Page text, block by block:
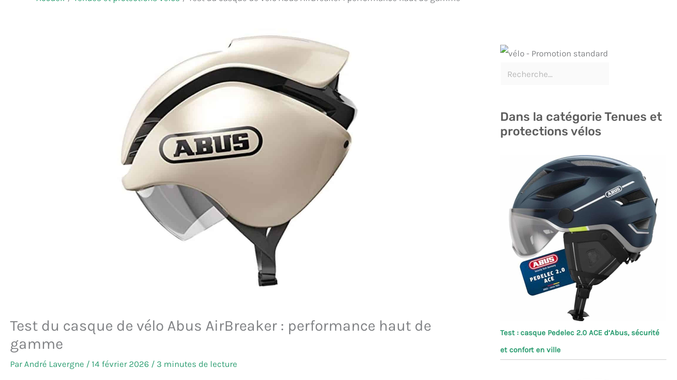
Test du casque de vélo Abus AirBreaker : performance haut de
gamme
ParAndré Lavergne / 14 février 2026 / 3 minutes de lecture
Dans la catégorie Tenues et
protections vélos
Test : casque Pedelec 2.0 ACE d’Abus, sécurité
et confort en ville